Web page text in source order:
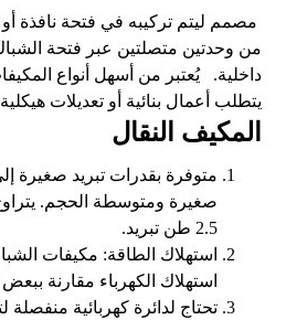
مصمم ليتم تركيبه في فتحة نافذة
من وحدتين متصلتين عبر فتحة
داخلية. يُعتبر من أسهل أنواع
يتطلب أعمال بنائية أو تعديلات
المكيف النقال
متوفرة بقدرات تبريد
2.5 طن تبريد.
استهلاك الطاقة: مكيفات
استهلاك الكهرباء مقارنة ببعض
تحتاج لدائرة كهربائية منفصلة